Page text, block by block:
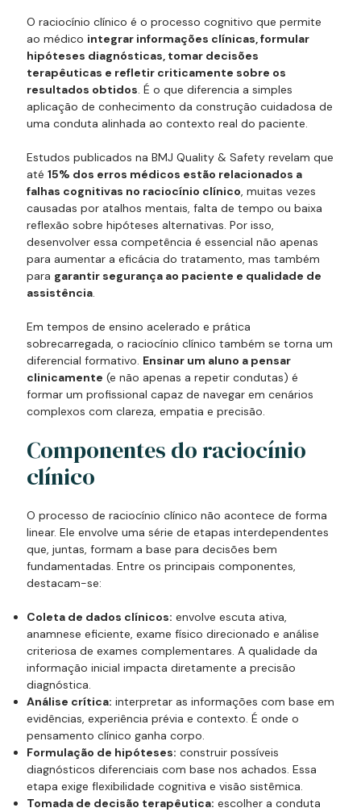
O raciocínio clínico é o processo cognitivo que permite
ao médico integrar informações clínicas, formular
hipóteses diagnósticas, tomar decisões
terapêuticas e refletir criticamente sobre os
resultados obtidos. É o que diferencia a simples
aplicação de conhecimento da construção cuidadosa de
uma conduta alinhada ao contexto real do paciente.
Estudos publicados na BMJ Quality & Safetyrevelam que
até 15% dos erros médicos estão relacionados a
falhas cognitivas no raciocínio clínico, muitas vezes
causadas por atalhos mentais, falta de tempo ou baixa
reflexão sobre hipóteses alternativas. Por isso,
desenvolver essa competência é essencial não apenas
para aumentar a eficácia do tratamento, mas também
para garantir segurança ao paciente e qualidade de
assistência.
Em tempos de ensino acelerado e prática
sobrecarregada, o raciocínio clínico também se torna um
diferencial formativo. Ensinar um aluno a pensar
clinicamente (e não apenas a repetir condutas) é
formar um profissional capaz de navegar em cenários
complexos com clareza, empatia e precisão.
Componentes do raciocínio
clínico
O processo de raciocínio clínico não acontece de forma
linear. Ele envolve uma série de etapas interdependentes
que, juntas, formam a base para decisões bem
fundamentadas. Entre os principais componentes,
destacam-se:
Coleta de dados clínicos: envolve escuta ativa,
anamnese eficiente, exame físico direcionado e análise
criteriosa de exames complementares. A qualidade da
informação inicial impacta diretamente a precisão
diagnóstica.
Análise crítica: interpretar as informações com base em
evidências, experiência prévia e contexto. É onde o
pensamento clínico ganha corpo.
Formulação de hipóteses: construir possíveis
diagnósticos diferenciais com base nos achados. Essa
etapa exige flexibilidade cognitiva e visão sistêmica.
Tomada de decisão terapêutica: escolher a conduta